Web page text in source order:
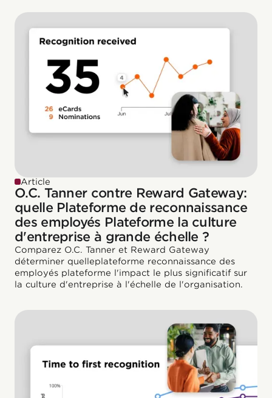
Article
O.C. Tanner contre Reward Gateway:
quelle Plateforme de reconnaissance
des employés Plateforme la culture
d'entreprise à grande échelle ?
Comparez O.C. Tanner et Reward Gateway
déterminer quelleplateforme reconnaissance des
employés plateforme l'impact le plus significatif sur
la culture d'entreprise à l'échelle de l'organisation.